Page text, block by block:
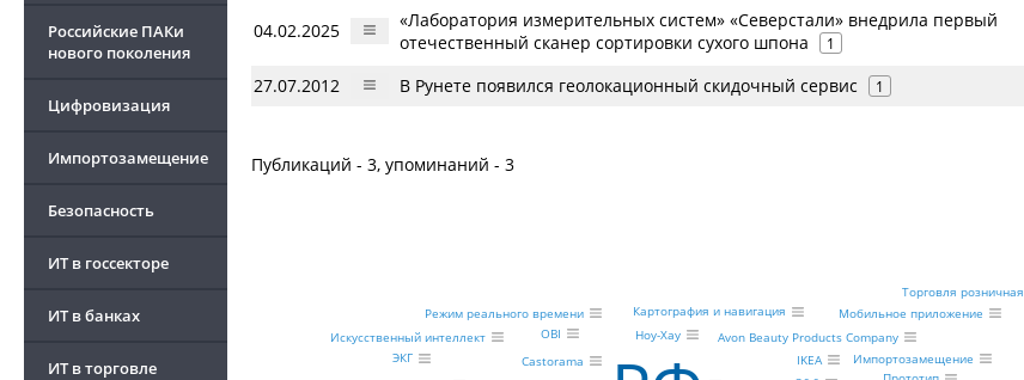
Российские ПАКи
нового поколения
Цифровизация
Импортозамещение
Безопасность
ИТ в госсекторе
ИТ в банках
ИТ в торговле
04.02.2025
«Лаборатория измерительных систем» «Северстали» внедрила первый
отечественный сканер сортировки сухого шпона
1
27.07.2012 В Рунете появился геолокационный скидочный сервис 1
Публикаций - 3, упоминаний - 3
IKEA
Avon Beauty Products Company
Ноу-Хау
OBI
Castorama
Мобильное приложение
Картография и навигация
Режим реального времени
Искусственный интеллект
Импортозамещение
ЭКГ
Торговля розничная